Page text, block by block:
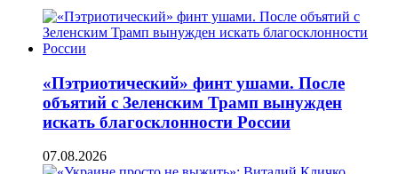
«Пэтриотический» финт ушами. После
объятий с Зеленским Трамп вынужден
искать благосклонности России
07.08.2026